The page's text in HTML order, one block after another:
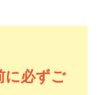
に必ずご